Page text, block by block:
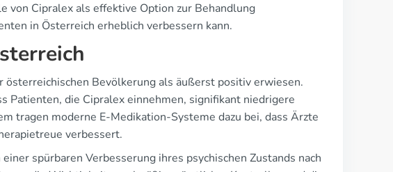
von Cipralex als effektive Option zur Behandlung
in Österreich erheblich verbessern kann.
Bevölkerung als äußerst positiv erwiesen.
Patienten, die Cipralex einnehmen, signifikant niedrigere
tragen moderne E-Medikation-Systeme dazu bei, dass Ärzte
verbessert.
spürbaren Verbesserung ihres psychischen Zustands nach